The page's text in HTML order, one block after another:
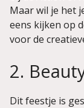
Maar wil je het
eens kijken op
voor de
2.
Dit feestje is